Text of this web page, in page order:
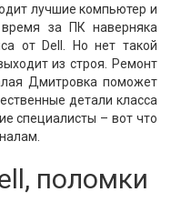
лучшие компьютер и
за ПК наверняка
от Dell. Но нет такой
из строя. Ремонт
Дмитровка поможет
детали класса
специалисты – вот что
поломки